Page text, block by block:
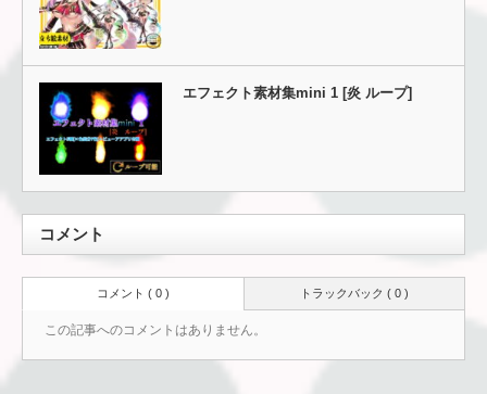
エフェクト素材集mini 1 [炎 ループ]
コメント
トラックバック ( 0 )
コメント ( 0 )
この記事へのコメントはありません。